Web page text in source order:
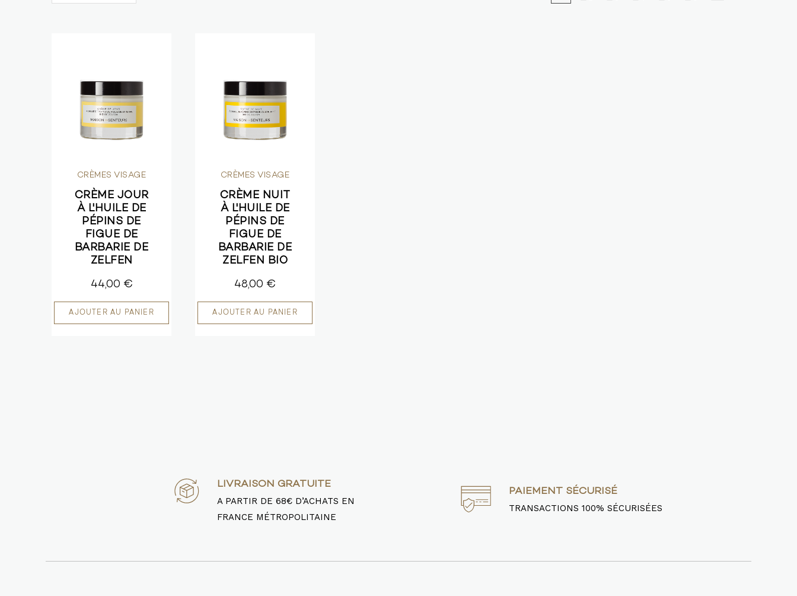
CRÈMES VISAGE
CRÈME JOUR
À L'HUILE DE
PÉPINS DE
FIGUE DE
BARBARIE DE
ZELFEN
44,00 €
CRÈMES VISAGE
CRÈME NUIT
À L'HUILE DE
PÉPINS DE
FIGUE DE
BARBARIE DE
ZELFEN BIO
48,00 €
LIVRAISON GRATUITE
A PARTIR DE 68€ D’ACHATS EN
FRANCE MÉTROPOLITAINE
PAIEMENT SÉCURISÉ
TRANSACTIONS 100% SÉCURISÉES